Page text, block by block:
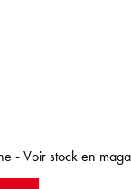
- Voir stock en